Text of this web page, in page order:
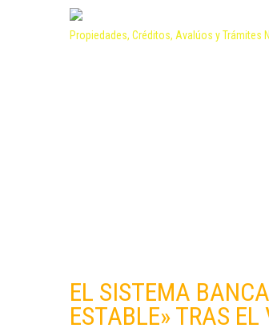
Propiedades, Créditos, Avalúos y Trámites
EL SISTEMA
ESTABLE» TRAS